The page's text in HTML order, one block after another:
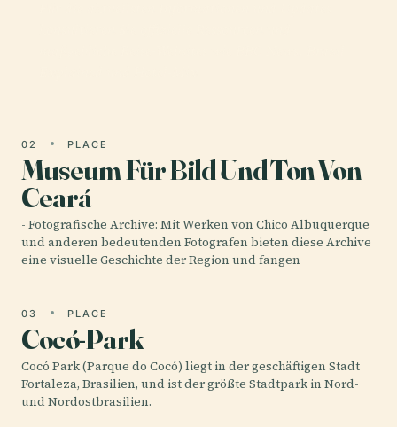
02 PLACE
Museum Für Bild Und Ton Von
Ceará
- Fotografische Archive: Mit Werken von Chico Albuquerque
und anderen bedeutenden Fotografen bieten diese Archive
eine visuelle Geschichte der Region und fangen
03 PLACE
Cocó-Park
Cocó Park (Parque do Cocó) liegt in der geschäftigen Stadt
Fortaleza, Brasilien, und ist der größte Stadtpark in Nord-
und Nordostbrasilien.